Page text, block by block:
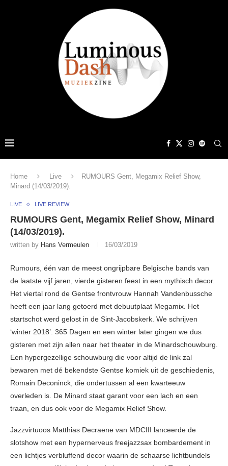
Home Live
RUMOURS Gent, Megamix Relief Show,
Minard (14/03/2019).
LIVE LIVE REVIEW
RUMOURS Gent, Megamix Relief Show, Minard
(14/03/2019).
written by Hans Vermeulen 16/03/2019
Rumours, één van de meest ongrijpbare Belgische bands van
de laatste vijf jaren, vierde gisteren feest in een mythisch decor.
Het viertal rond de Gentse frontvrouw Hannah Vandenbussche
heeft een jaar lang getoerd met debuutplaat Megamix. Het
startschot werd gelost in de Sint-Jacobskerk. We schrijven
‘winter 2018’. 365 Dagen en een winter later gingen we dus
gisteren met zijn allen naar het theater in de Minardschouwburg.
Een hypergezellige schouwburg die voor altijd de link zal
bewaren met dé bekendste Gentse komiek uit de geschiedenis,
Romain Deconinck, die ondertussen al een kwarteeuw
overleden is. De Minard staat garant voor een lach en een
traan, en dus ook voor de Megamix Relief Show.
Jazzvirtuoos Matthias Decraene van MDCIII lanceerde de
slotshow met een hypernerveus freejazzsax bombardement in
een lichtjes verbluffend decor waarin de schaarse lichtbundels